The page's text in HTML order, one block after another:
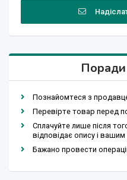
Поради
Познайомтеся з
Перевірте товар перед
Сплачуйте лише після
відповідає опису і
Бажано провести